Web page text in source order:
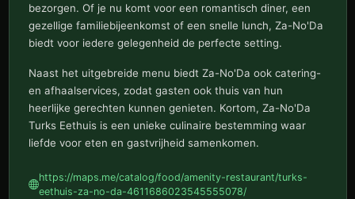
bezorgen. Of je nu komt voor een romantisch diner, een
gezellige familiebijeenkomst of een snelle lunch, Za-No'Da
biedt voor iedere gelegenheid de perfecte setting.
Naast het uitgebreide menu biedt Za-No'Da ook catering-
en afhaalservices, zodat gasten ook thuis van hun
heerlijke gerechten kunnen genieten. Kortom, Za-No'Da
Turks Eethuis is een unieke culinaire bestemming waar
liefde voor eten en gastvrijheid samenkomen.
https://maps.me/catalog/food/amenity-restaurant/turks-
eethuis-za-no-da-4611686023545555078/